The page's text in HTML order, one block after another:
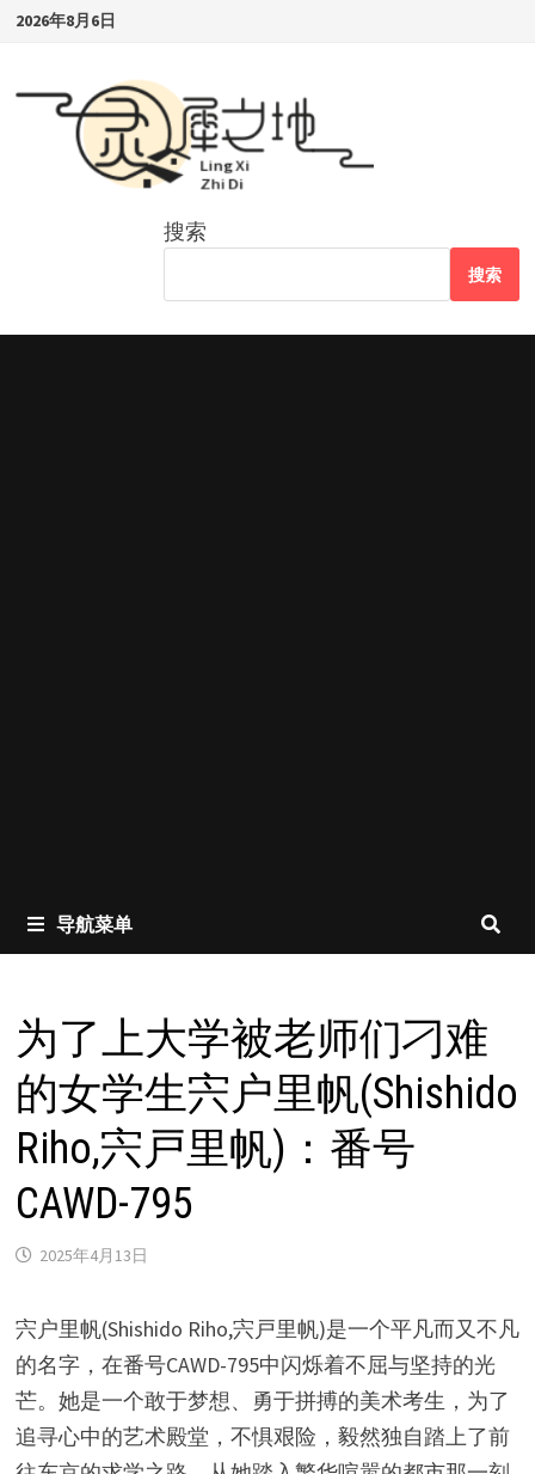
Skip2026年8月6日
搜索
搜索
导航菜单
为了上大学被老师们刁难
的女学生宍户里帆(Shishido
Riho,宍戸里帆)：番号
CAWD-795
2025年4月13日
宍户里帆(Shishido Riho,宍戸里帆)是一个平凡而又不凡
的名字，在番号CAWD-795中闪烁着不屈与坚持的光
芒。她是一个敢于梦想、勇于拼搏的美术考生，为了
追寻心中的艺术殿堂，不惧艰险，毅然独自踏上了前